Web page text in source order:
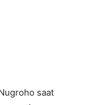
saat